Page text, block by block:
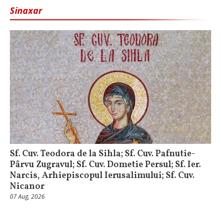
Sinaxar
Sf. Cuv. Teodora de la Sihla; Sf. Cuv. Pafnutie-
Pârvu Zugravul; Sf. Cuv. Dometie Persul; Sf. Ier.
Narcis, Arhiepiscopul Ierusalimului; Sf. Cuv.
Nicanor
07 Aug, 2026